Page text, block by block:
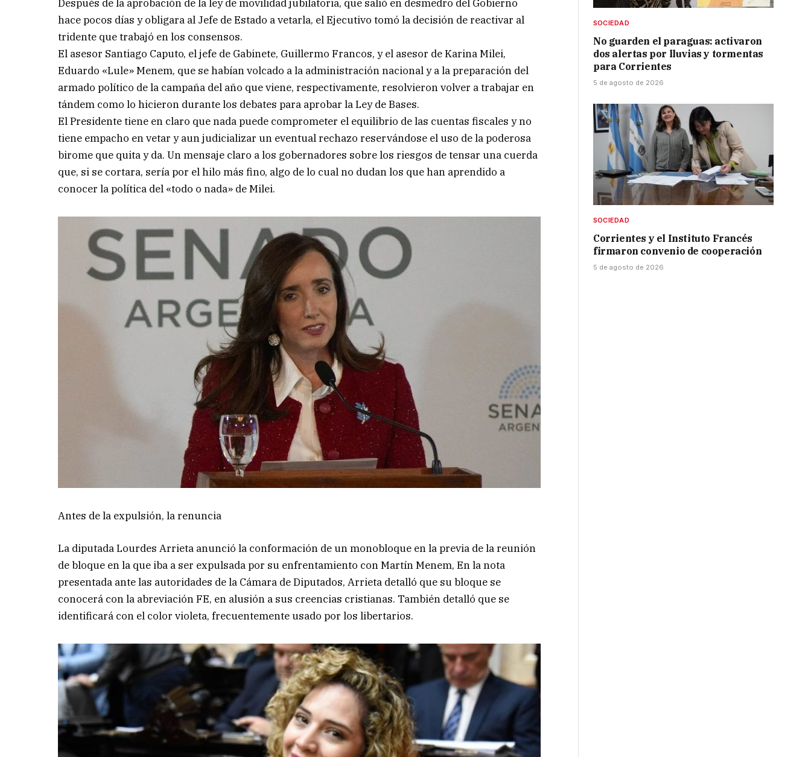
Después de la aprobación de la ley de movilidad jubilatoria, que salió en desmedro del Gobierno
hace pocos días y obligara al Jefe de Estado a vetarla, el Ejecutivo tomó la decisión de reactivar al
tridente que trabajó en los consensos.
El asesor Santiago Caputo, el jefe de Gabinete, Guillermo Francos, y el asesor de Karina Milei,
Eduardo «Lule» Menem, que se habían volcado a la administración nacional y a la preparación del
armado político de la campaña del año que viene, respectivamente, resolvieron volver a trabajar en
tándem como lo hicieron durante los debates para aprobar la Ley de Bases.
El Presidente tiene en claro que nada puede comprometer el equilibrio de las cuentas fiscales y no
tiene empacho en vetar y aun judicializar un eventual rechazo reservándose el uso de la poderosa
birome que quita y da. Un mensaje claro a los gobernadores sobre los riesgos de tensar una cuerda
que, si se cortara, sería por el hilo más fino, algo de lo cual no dudan los que han aprendido a
conocer la política del «todo o nada» de Milei.
Antes de la expulsión, la renuncia
La diputada Lourdes Arrieta anunció la conformación de un monobloque en la previa de la reunión
de bloque en la que iba a ser expulsada por su enfrentamiento con Martín Menem, En la nota
presentada ante las autoridades de la Cámara de Diputados, Arrieta detalló que su bloque se
conocerá con la abreviación FE, en alusión a sus creencias cristianas. También detalló que se
identificará con el color violeta, frecuentemente usado por los libertarios.
SOCIEDAD
No guarden el paraguas: activaron
dos alertas por lluvias y tormentas
para Corrientes
5 de agosto de 2026
SOCIEDAD
Corrientes y el Instituto Francés
firmaron convenio de cooperación
5 de agosto de 2026